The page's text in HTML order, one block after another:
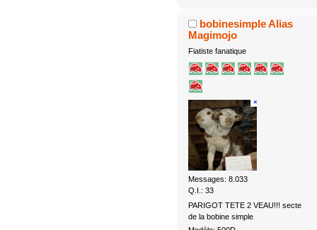
bobinesimple Alias
Magimojo
Fiatiste fanatique
Messages: 8.033
Q.I.: 33
PARIGOT TETE 2 VEAU!!! secte
de la bobine simple